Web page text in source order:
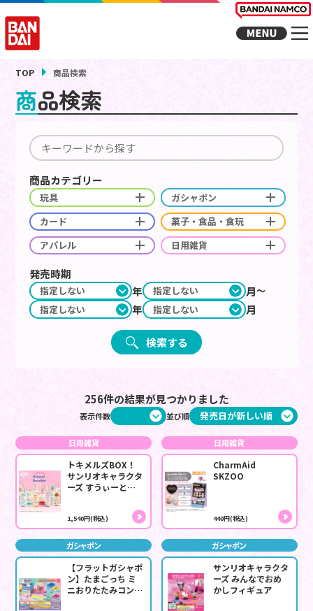
TOP 商品検索
商品検索
商品カテゴリー
玩具
ガシャポン
カード
菓子・食品・食玩
アパレル
日用雑貨
発売時期
年
月
年
月
検索する
256件の結果が見つかりました
表示件数 並び順
日用雑貨
トキメルズBOX！
サンリオキャラクタ
ーズ すうぃーとき
1,540円(税込)
日用雑貨
CharmAid
SKZOO
440円(税込)
ガシャポン
【フラットガシャポ
ン】たまごっち ミ
ニおりたたみコンテ
ガシャポン
サンリオキャラクタ
ーズ みんなでおめ
かしフィギュア